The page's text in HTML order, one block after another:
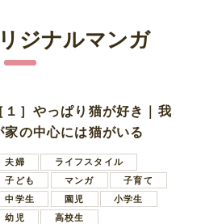
ジナルマンガ
［１］やっぱり猫が好き｜我
家の中心には猫がいる
夫婦
ライフスタイル
子ども
マンガ
子育て
中学生
園児
小学生
幼児
高校生